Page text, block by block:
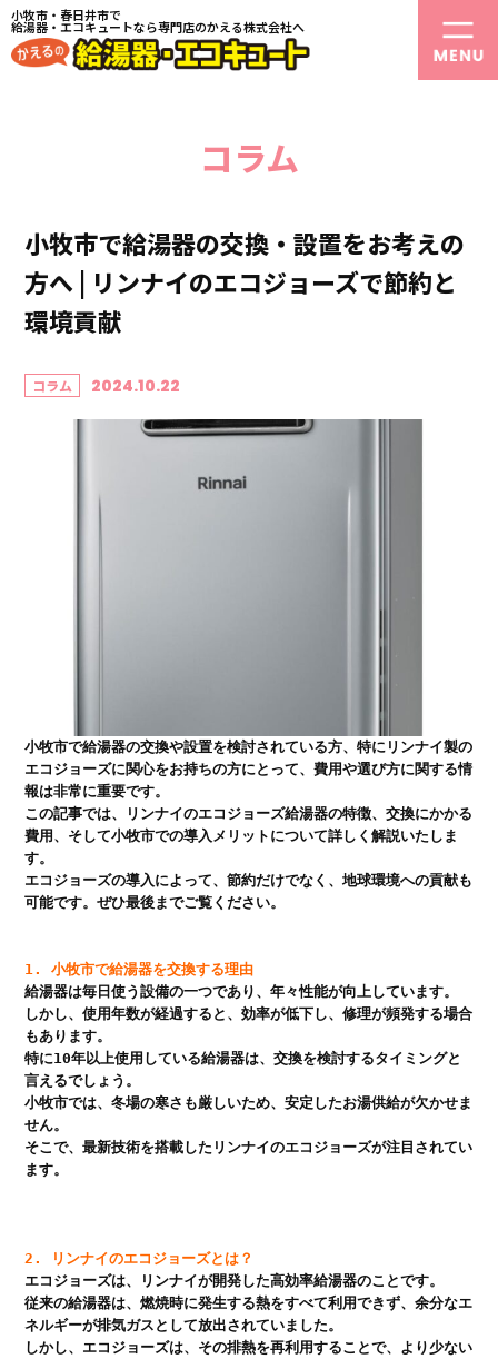
小牧市・春日井市で
給湯器・エコキュートなら専門店のかえる株式会社へ
コラム
小牧市で給湯器の交換・設置をお考えの
方へ | リンナイのエコジョーズで節約と
環境貢献
コラム 2024.10.22
小牧市で給湯器の交換や設置を検討されている方、特にリンナイ製の
エコジョーズに関心をお持ちの方にとって、費用や選び方に関する情
報は非常に重要です。
この記事では、リンナイのエコジョーズ給湯器の特徴、交換にかかる
費用、そして小牧市での導入メリットについて詳しく解説いたしま
す。
エコジョーズの導入によって、節約だけでなく、地球環境への貢献も
可能です。ぜひ最後までご覧ください。
1. 小牧市で給湯器を交換する理由
給湯器は毎日使う設備の一つであり、年々性能が向上しています。
しかし、使用年数が経過すると、効率が低下し、修理が頻発する場合
もあります。
特に10年以上使用している給湯器は、交換を検討するタイミングと
言えるでしょう。
小牧市では、冬場の寒さも厳しいため、安定したお湯供給が欠かせま
せん。
そこで、最新技術を搭載したリンナイのエコジョーズが注目されてい
ます。
2. リンナイのエコジョーズとは？
エコジョーズは、リンナイが開発した高効率給湯器のことです。
従来の給湯器は、燃焼時に発生する熱をすべて利用できず、余分なエ
ネルギーが排気ガスとして放出されていました。
しかし、エコジョーズは、その排熱を再利用することで、より少ない